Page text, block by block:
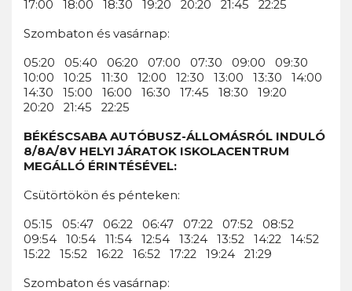
17:00 18:00 18:30 19:20 20:20 21:45 22:25
Szombaton és vasárnap:
05:20 05:40 06:20 07:00 07:30 09:00 09:30
10:00 10:25 11:30 12:00 12:30 13:00 13:30 14:00
14:30 15:00 16:00 16:30 17:45 18:30 19:20
20:20 21:45 22:25
BÉKÉSCSABA AUTÓBUSZ-ÁLLOMÁSRÓL INDULÓ
8/8A/8V HELYI JÁRATOK ISKOLACENTRUM
MEGÁLLÓ ÉRINTÉSÉVEL:
Csütörtökön és pénteken:
05:15 05:47 06:22 06:47 07:22 07:52 08:52
09:54 10:54 11:54 12:54 13:24 13:52 14:22 14:52
15:22 15:52 16:22 16:52 17:22 19:24 21:29
Szombaton és vasárnap: